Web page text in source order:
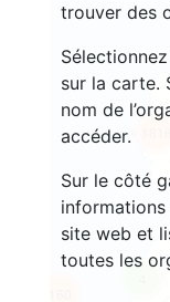
trouver des
sur la carte.
nom de
accéder.
Sur le côté
informations
site web et
toutes les